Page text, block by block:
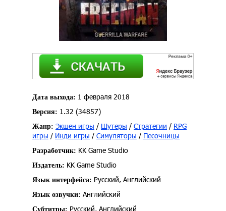
Дата выхода: 1 февраля 2018
Версия: 1.32 (34857)
Жанр: Экшен игры / Шутеры / Стратегии / RPG
игры / Инди игры / Симуляторы / Песочницы
Разработчик: KK Game Studio
Издатель: KK Game Studio
Язык интерфейса: Русский, Английский
Язык озвучки: Английский
Субтитры: Русский, Английский